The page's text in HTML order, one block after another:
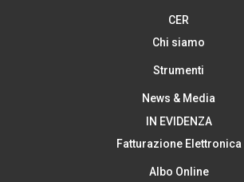
CER
Chi siamo
Strumenti
News & Media
IN EVIDENZA
Fatturazione Elettronica
Albo Online